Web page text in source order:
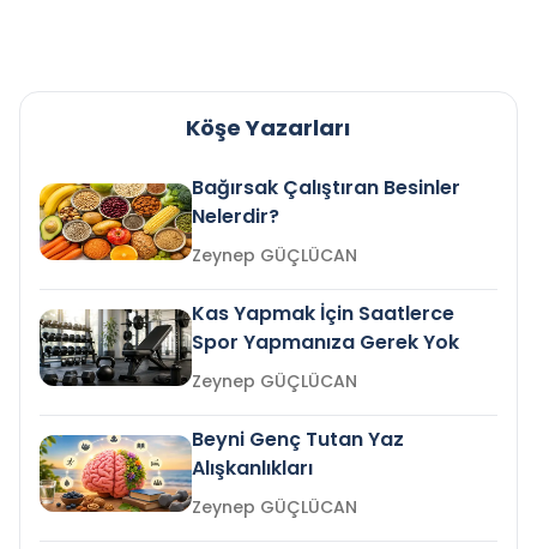
Köşe Yazarları
Bağırsak Çalıştıran Besinler
Nelerdir?
Zeynep GÜÇLÜCAN
Kas Yapmak İçin Saatlerce
Spor Yapmanıza Gerek Yok
Zeynep GÜÇLÜCAN
Beyni Genç Tutan Yaz
Alışkanlıkları
Zeynep GÜÇLÜCAN